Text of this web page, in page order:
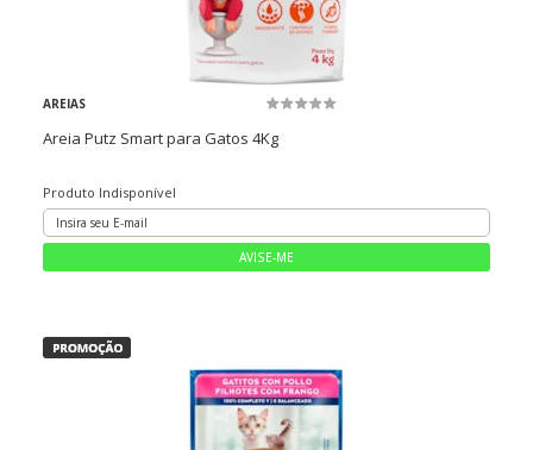
AREIAS
Areia Putz Smart para Gatos 4Kg
Produto Indisponível